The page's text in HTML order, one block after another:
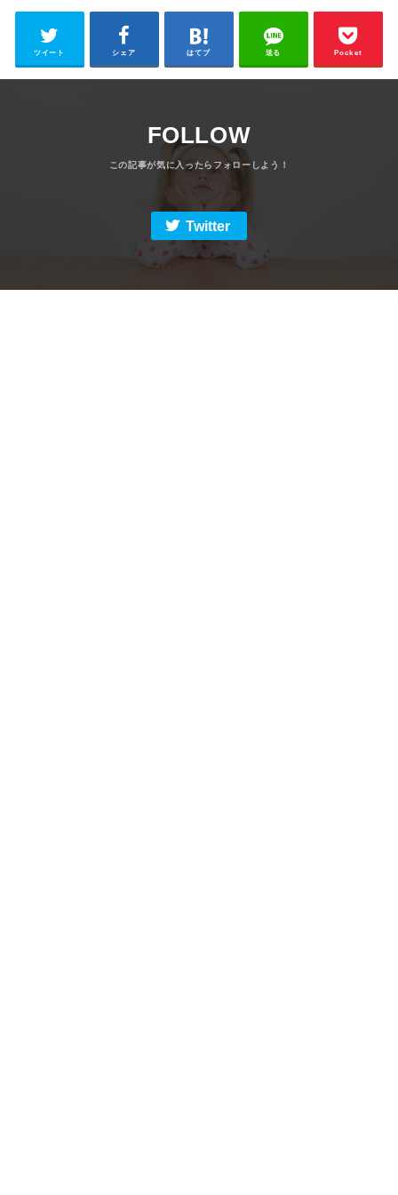
ツイート シェア はてブ 送る Pocket
FOLLOW
Twitter